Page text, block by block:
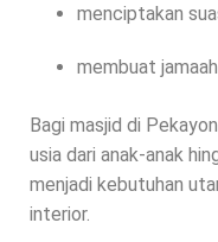
menciptakan
membuat
Bagi masjid di
usia dari anak-anak
menjadi kebutuhan
interior.